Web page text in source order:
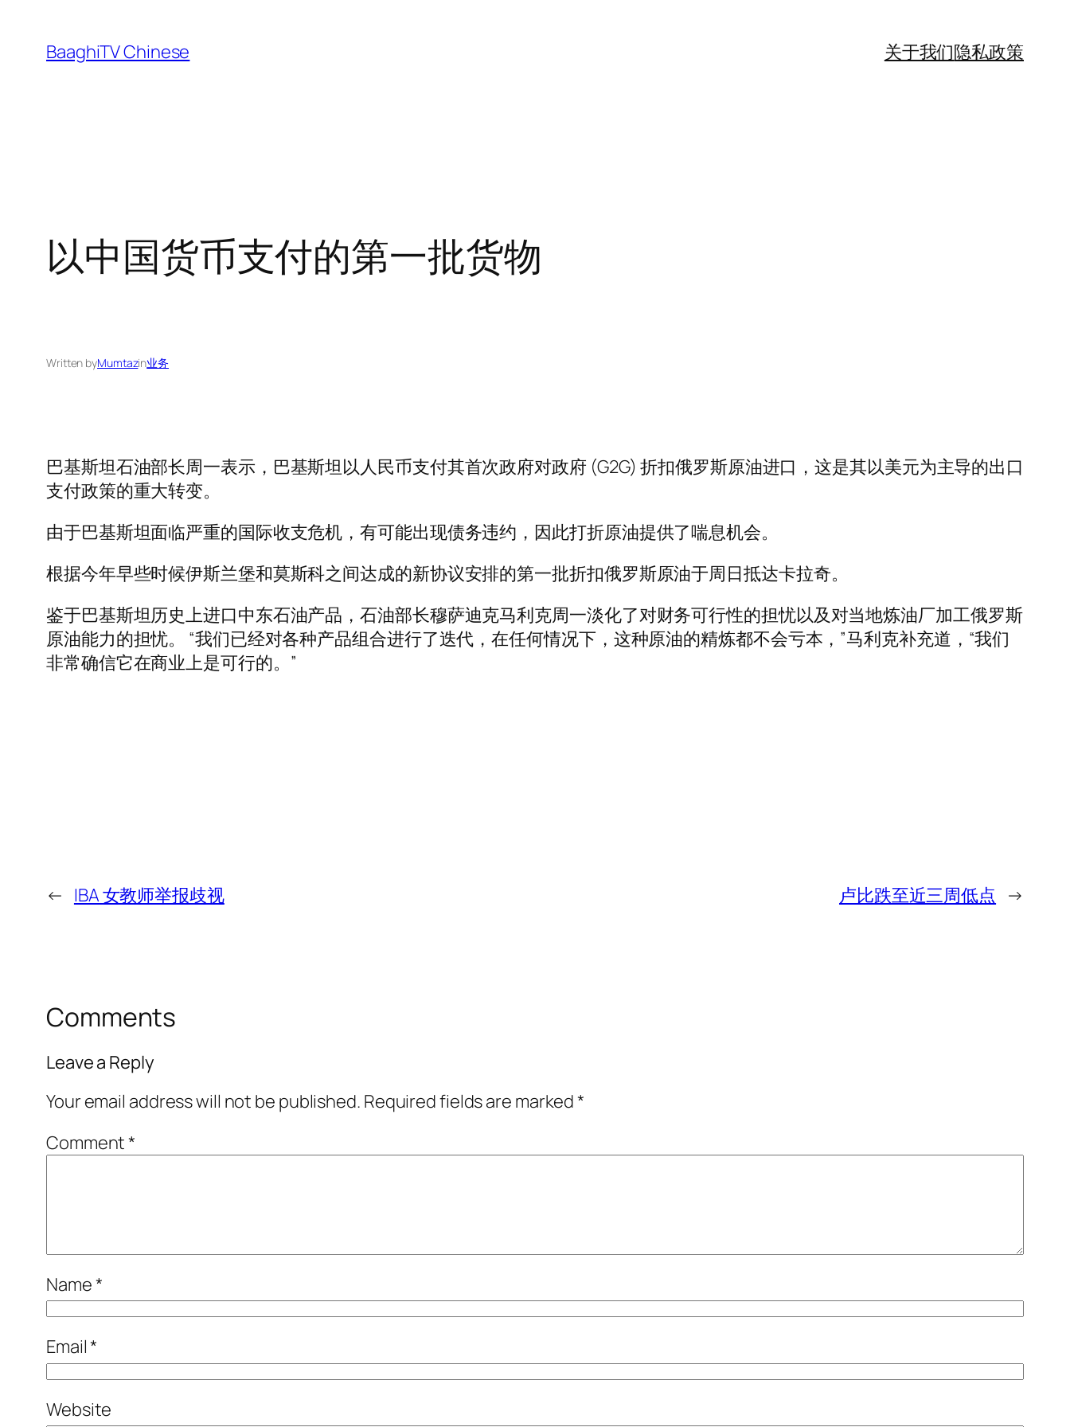
content
BaaghiTV Chinese 关于我们隐私政策
以中国货币支付的第一批货物
Written byMumtazin业务
巴基斯坦石油部长周一表示，巴基斯坦以人民币支付其首次政府对政府 (G2G) 折扣俄罗斯原油进口，这是其以美元为主导的出口
支付政策的重大转变。
由于巴基斯坦面临严重的国际收支危机，有可能出现债务违约，因此打折原油提供了喘息机会。
根据今年早些时候伊斯兰堡和莫斯科之间达成的新协议安排的第一批折扣俄罗斯原油于周日抵达卡拉奇。
鉴于巴基斯坦历史上进口中东石油产品，石油部长穆萨迪克马利克周一淡化了对财务可行性的担忧以及对当地炼油厂加工俄罗斯
原油能力的担忧。 “我们已经对各种产品组合进行了迭代，在任何情况下，这种原油的精炼都不会亏本，”马利克补充道，“我们
非常确信它在商业上是可行的。”
← IBA 女教师举报歧视 卢比跌至近三周低点 →
Comments
Leave a Reply
Your email address will not be published. Required fields are marked*
Comment*
Name*
Email*
Website